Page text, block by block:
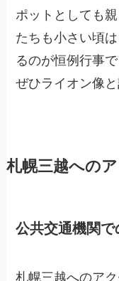
ポットとしても
たちも小さい頃
るのが恒例行事
ぜひライオン像
札幌三越への
公共交通機関で
札幌三越へのア